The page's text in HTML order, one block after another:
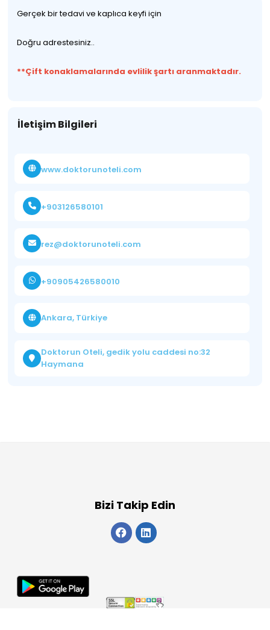
Gerçek bir tedavi ve kaplıca keyfi için
Doğru adrestesiniz..
**Çift konaklamalarında evlilik şartı aranmaktadır.
İletişim Bilgileri
www.doktorunoteli.com
+903126580101
rez@doktorunoteli.com
+90905426580010
Ankara, Türkiye
Doktorun Oteli, gedik yolu caddesi no:32
Haymana
Bizi Takip Edin